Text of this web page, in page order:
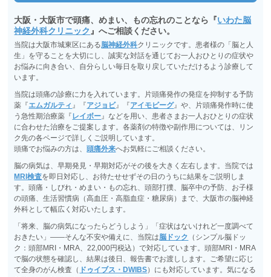
大阪・大阪市で頭痛、めまい、もの忘れのことなら『いわた脳
神経外科クリニック』へご相談ください。
当院は大阪市城東区にある脳神経外科クリニックです。患者様の「脳と人
生」を守ることを大切にし、誠実な対話を通じてお一人おひとりの症状や
お悩みに向き合い、自分らしい毎日を取り戻していただけるよう診療して
います。
当院は頭痛の診療に力を入れています。片頭痛発作の発症を抑制する予防
薬『エムガルティ 』『アジョビ』『アイモビーグ』や、片頭痛発作時に使
う急性期治療薬『 レイボー 』などを用い、患者さまお一人おひとりの症状
に合わせた治療をご提案します。各薬剤の特徴や副作用については、リン
ク先の各ページで詳しくご説明しています。
頭痛でお悩みの方は、頭痛外来へお気軽にご相談ください。
脳の病気は、早期発見・早期対応がその後を大きく左右します。当院では
MRI検査を即日対応し、お待たせせずその日のうちに結果をご説明しま
す。頭痛・しびれ・めまい・もの忘れ、頭部打撲、脳卒中の予防、お子様
の頭痛、生活習慣病（高血圧・高脂血症・糖尿病）まで、大阪市の脳神経
外科として幅広く対応いたします。
「将来、脳の病気になったらどうしよう」「症状はないけれど一度調べて
おきたい」――そんな不安や備えに、当院は脳ドック （シンプル脳ドッ
ク：頭部MRI・MRA、22,000円税込）で対応しています。頭部MRI・MRA
で脳の状態を確認し、結果は後日、報告書でお渡しします。ご希望に応じ
て全身のがん検査（ ドゥイブス・DWIBS）にも対応しています。気になる